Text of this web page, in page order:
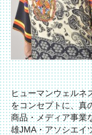
ヒューマンウェルネ
をコンセプトに、真
商品・メディア事業
雄JMA・アソシエイ